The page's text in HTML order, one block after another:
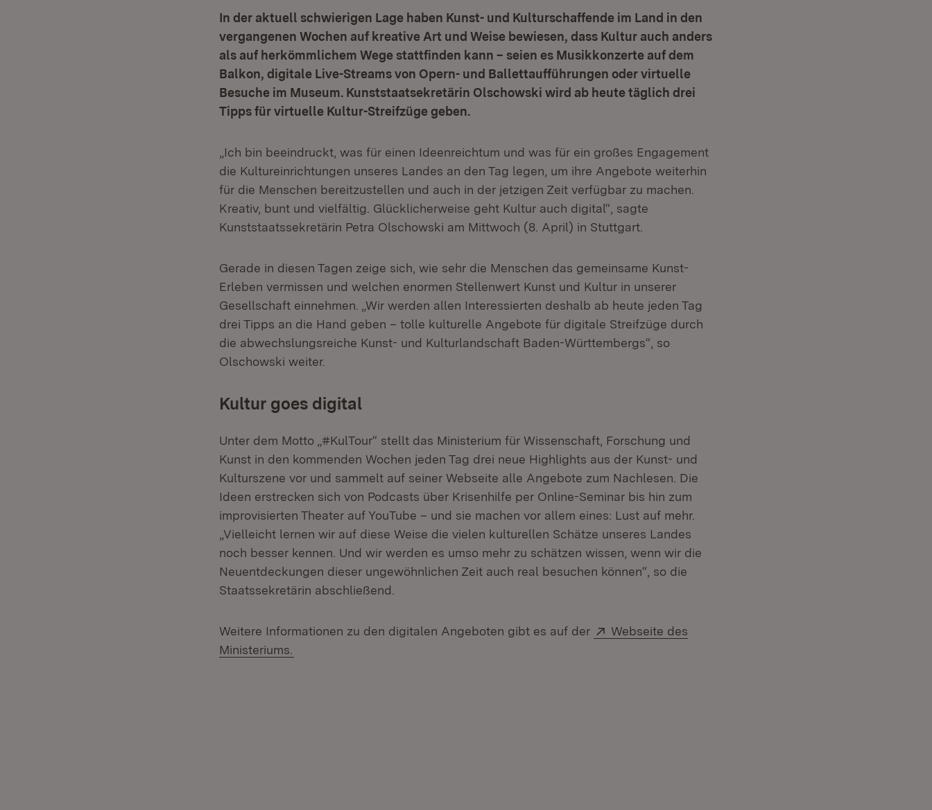
In der aktuell schwierigen Lage haben Kunst- und Kulturschaffende im Land in den
vergangenen Wochen auf kreative Art und Weise bewiesen, dass Kultur auch anders
als auf herkömmlichem Wege stattfinden kann – seien es Musikkonzerte auf dem
Balkon, digitale Live-Streams von Opern- und Ballettaufführungen oder virtuelle
Besuche im Museum. Kunststaatsekretärin Olschowski wird ab heute täglich drei
Tipps für virtuelle Kultur-Streifzüge geben.
„Ich bin beeindruckt, was für einen Ideenreichtum und was für ein großes Engagement
die Kultureinrichtungen unseres Landes an den Tag legen, um ihre Angebote weiterhin
für die Menschen bereitzustellen und auch in der jetzigen Zeit verfügbar zu machen.
Kreativ, bunt und vielfältig. Glücklicherweise geht Kultur auch digital“, sagte
Kunststaatssekretärin Petra Olschowski am Mittwoch (8. April) in Stuttgart.
Gerade in diesen Tagen zeige sich, wie sehr die Menschen das gemeinsame Kunst-
Erleben vermissen und welchen enormen Stellenwert Kunst und Kultur in unserer
Gesellschaft einnehmen. „Wir werden allen Interessierten deshalb ab heute jeden Tag
drei Tipps an die Hand geben – tolle kulturelle Angebote für digitale Streifzüge durch
die abwechslungsreiche Kunst- und Kulturlandschaft Baden-Württembergs“, so
Olschowski weiter.
Kultur goes digital
Unter dem Motto „#KulTour“ stellt das Ministerium für Wissenschaft, Forschung und
Kunst in den kommenden Wochen jeden Tag drei neue Highlights aus der Kunst- und
Kulturszene vor und sammelt auf seiner Webseite alle Angebote zum Nachlesen. Die
Ideen erstrecken sich von Podcasts über Krisenhilfe per Online-Seminar bis hin zum
improvisierten Theater auf YouTube – und sie machen vor allem eines: Lust auf mehr.
„Vielleicht lernen wir auf diese Weise die vielen kulturellen Schätze unseres Landes
noch besser kennen. Und wir werden es umso mehr zu schätzen wissen, wenn wir die
Neuentdeckungen dieser ungewöhnlichen Zeit auch real besuchen können“, so die
Staatssekretärin abschließend.
Weitere Informationen zu den digitalen Angeboten gibt es auf der Extern:
Webseite des
Ministeriums.